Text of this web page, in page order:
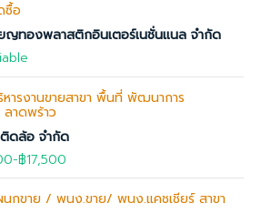
ซื้อ
ญทองพลาสติกอินเตอร์เนชั่นแนล จำกัด
หารงานขายสาขา พื้นที่ พัฒนาการ
ลาดพร้าว
ดล้อ จำกัด
-฿17,500
นกขาย / พนง.ขาย/ พนง.แคชเชียร์ สาขา